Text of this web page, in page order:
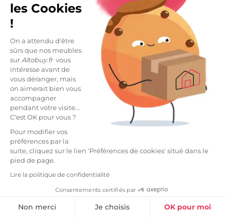
les Cookies
!
On a attendu d'être
sûrs que nos meubles
sur Altobuy.frvous
intéresse avant de
vous déranger, mais
on aimerait bien vous
accompagner
pendant votre visite...
C'est OK pour vous ?
Pour modifier vos
préférences par la
suite, cliquez sur le lien 'Préférences de cookies' situé dans le
pied de page.
Lire la politique de confidentialité
Consentements certifiés par
Non merci Je choisis OK pour moi
Livraisons et retours arrow_drop_down
DESCRIPTION
Rideau Ajustable 140x270cm Velours de Coton
Ardoise + 8 Anneaux Pince de la gamme Harris.
Un rideau beau et pratique : réglez la hauteur à
volonté en repliant le tissu sur lui-même. Une
matière qui revient à la mode grâce à sa robustesse,
sa douceur et son allure. Déco chic et cocooning
assurée !
Fabrication 100% Coton, densité 290 g/m2. Coutures
des bords en points de bourdon ton sur ton (anti-
effilochage). Rideau vendu à l'unité. Produit certifié
OEKO-TEX.
Dimensions : 140x270cm.